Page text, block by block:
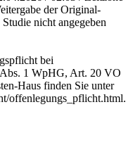
der Original-
nicht angegeben
bei
1 WpHG, Art. 20 VO
Haus finden Sie unter
offenlegungs_pflicht.html.